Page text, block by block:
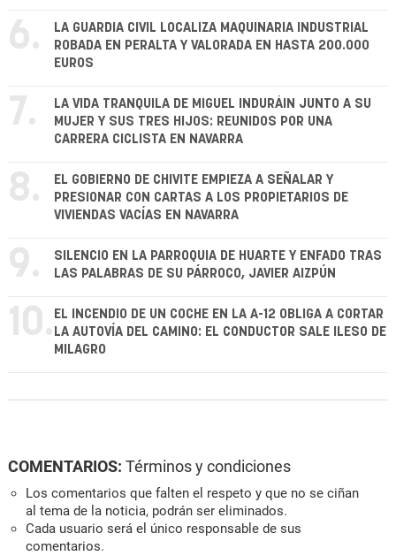
6.
LA GUARDIA CIVIL LOCALIZA MAQUINARIA INDUSTRIAL
ROBADA EN PERALTA Y VALORADA EN HASTA 200.000
EUROS
7.
LA VIDA TRANQUILA DE MIGUEL INDURÁIN JUNTO A SU
MUJER Y SUS TRES HIJOS: REUNIDOS POR UNA
CARRERA CICLISTA EN NAVARRA
8.
EL GOBIERNO DE CHIVITE EMPIEZA A SEÑALAR Y
PRESIONAR CON CARTAS A LOS PROPIETARIOS DE
VIVIENDAS VACÍAS EN NAVARRA
9.
SILENCIO EN LA PARROQUIA DE HUARTE Y ENFADO TRAS
LAS PALABRAS DE SU PÁRROCO, JAVIER AIZPÚN
10. EL INCENDIO DE UN COCHE EN LA A-12 OBLIGA A CORTAR
LA AUTOVÍA DEL CAMINO: EL CONDUCTOR SALE ILESO DE
MILAGRO
COMENTARIOS: Términos y condiciones
Los comentarios que falten el respeto y que no se ciñan
al tema de la noticia, podrán ser eliminados.
Cada usuario será el único responsable de sus
comentarios.